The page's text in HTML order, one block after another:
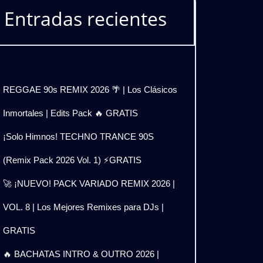
Entradas recientes
REGGAE 90s REMIX 2026 🌴 | Los Clásicos
Inmortales | Edits Pack 🔥 GRATIS
¡Solo Himnos! TECHNO TRANCE 90S
(Remix Pack 2026 Vol. 1) ⚡GRATIS
🚀 ¡NUEVO! PACK VARIADO REMIX 2026 |
VOL. 8 | Los Mejores Remixes para DJs |
GRATIS
🔥 BACHATAS INTRO & OUTRO 2026 |